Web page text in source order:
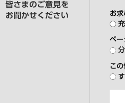
皆さまのご意見を
お聞かせください
お
ペー
こ